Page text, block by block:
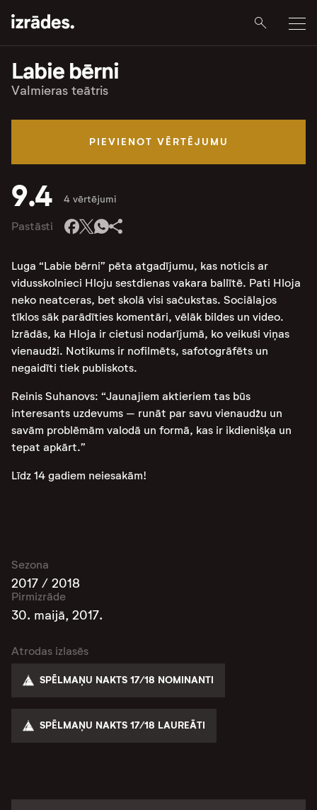
Labie bērni
Valmieras teātris
PIEVIENOT VĒRTĒJUMU
9.4 4 vērtējumi
Pastāsti
Luga “Labie bērni” pēta atgadījumu, kas noticis ar
vidusskolnieci Hloju sestdienas vakara ballītē. Pati Hloja
neko neatceras, bet skolā visi sačukstas. Sociālajos
tīklos sāk parādīties komentāri, vēlāk bildes un video.
Izrādās, ka Hloja ir cietusi nodarījumā, ko veikuši viņas
vienaudži. Notikums ir nofilmēts, safotogrāfēts un
negaidīti tiek publiskots.
Reinis Suhanovs: “Jaunajiem aktieriem tas būs
interesants uzdevums – runāt par savu vienaudžu un
savām problēmām valodā un formā, kas ir ikdienišķa un
tepat apkārt.”
Līdz 14 gadiem neiesakām!
Sezona
2017 / 2018
Pirmizrāde
30. maijā, 2017.
Atrodas izlasēs
SPĒLMAŅU NAKTS 17/18 NOMINANTI
SPĒLMAŅU NAKTS 17/18 LAUREĀTI